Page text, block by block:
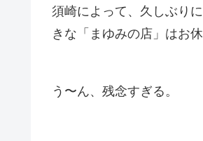
須崎によって、久しぶり
きな「まゆみの店」はお休
う〜ん、残念すぎる。